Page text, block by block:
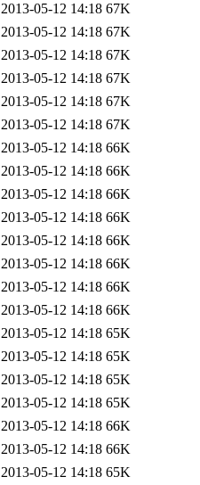
2013-05-12 14:18 67K
2013-05-12 14:18 67K
2013-05-12 14:18 67K
2013-05-12 14:18 67K
2013-05-12 14:18 67K
2013-05-12 14:18 67K
2013-05-12 14:18 66K
2013-05-12 14:18 66K
2013-05-12 14:18 66K
2013-05-12 14:18 66K
2013-05-12 14:18 66K
2013-05-12 14:18 66K
2013-05-12 14:18 66K
2013-05-12 14:18 66K
2013-05-12 14:18 65K
2013-05-12 14:18 65K
2013-05-12 14:18 65K
2013-05-12 14:18 65K
2013-05-12 14:18 66K
2013-05-12 14:18 66K
2013-05-12 14:18 65K